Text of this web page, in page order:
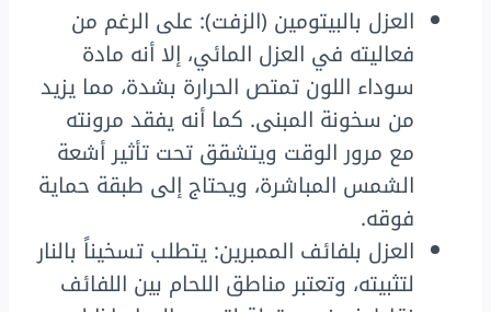
العزل بالبيتومين (الزفت): على الرغم من
فعاليته في العزل المائي، إلا أنه مادة
سوداء اللون تمتص الحرارة بشدة، مما يزيد
من سخونة المبنى. كما أنه يفقد مرونته
مع مرور الوقت ويتشقق تحت تأثير أشعة
الشمس المباشرة، ويحتاج إلى طبقة حماية
فوقه.
العزل بلفائف الممبرين: يتطلب تسخيناً بالنار
لتثبيته، وتعتبر مناطق اللحام بين اللفائف